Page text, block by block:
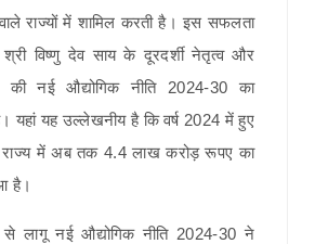
राज्यों में शामिल करती है। इस सफलता
विष्णु देव साय के दूरदर्शी नेतृत्व और
की नई औद्योगिक नीति 2024-30 का
यहां यह उल्लेखनीय है कि वर्ष 2024 में हुए
राज्य में अब तक 4.4 लाख करोड़ रूपए का
है।
लागू नई औद्योगिक नीति 2024-30 ने